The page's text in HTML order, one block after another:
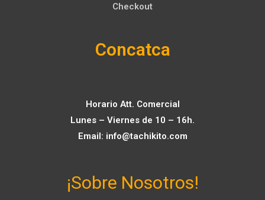
Checkout
Concatca
Horario Att. Comercial
Lunes – Viernes de 10 – 16h.
Email: info@tachikito.com
¡Sobre Nosotros!